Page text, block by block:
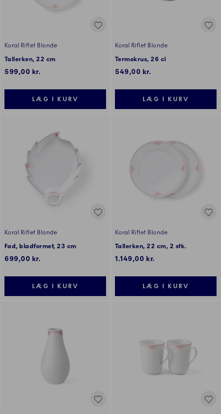
Koral Riflet Blonde
Tallerken, 22 cm
599,00 kr.
LÆG I KURV
Koral Riflet Blonde
Termokrus, 26 cl
549,00 kr.
LÆG I KURV
Koral Riflet Blonde
Fad, bladformet, 23 cm
699,00 kr.
LÆG I KURV
Koral Riflet Blonde
Tallerken, 22 cm, 2 stk.
1.149,00 kr.
LÆG I KURV